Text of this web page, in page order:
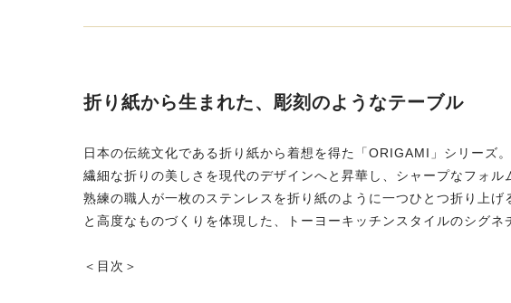
折り紙から生まれた、彫刻のようなテーブル
日本の伝統文化である折り紙から着想を得た「ORIGAMI」シリーズ。
繊細な折りの美しさを現代のデザインへと昇華し、シャープなフォル
熟練の職人が一枚のステンレスを折り紙のように一つひとつ折り上
と高度なものづくりを体現した、トーヨーキッチンスタイルのシグネ
＜目次＞